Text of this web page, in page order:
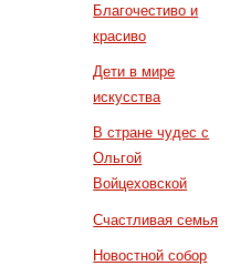
Благочестиво и
красиво
Дети в мире
искусства
В стране чудес с
Ольгой
Войцеховской
Счастливая семья
Новостной собор